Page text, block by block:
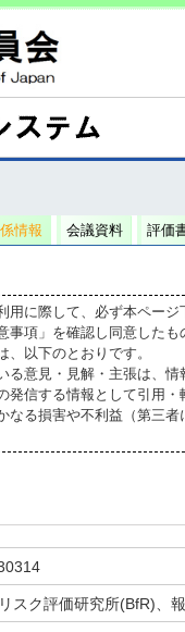
情報 会議資料 評価
に際して、必ず本ページ
項」を確認し同意したも
以下のとおりです。
る意見・見解・主張は、
発信する情報として引用・
なる損害や不利益（第三
スク評価研究所(BfR)、